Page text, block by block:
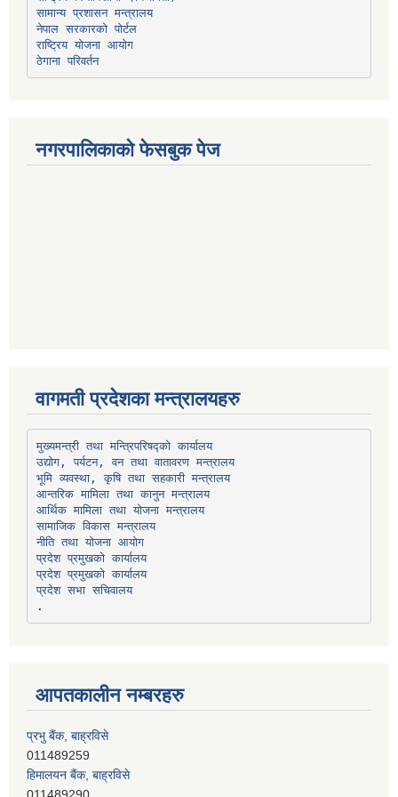
सामान्य प्रशासन मन्त्रालय
नेपाल सरकारको पोर्टल
राष्ट्रिय योजना आयोग
ठेगाना परिवर्तन
नगरपालिकाको फेसबुक पेज
वागमती प्रदेशका मन्त्रालयहरु
मुख्यमन्त्री तथा मन्त्रिपरिषद्को कार्यालय
उद्योग, पर्यटन, वन तथा वातावरण मन्त्रालय
भूमि व्यवस्था, कृषि तथा सहकारी मन्त्रालय
आन्तरिक मामिला तथा कानुन मन्त्रालय
आर्थिक मामिला तथा योजना मन्त्रालय
सामाजिक विकास मन्त्रालय
नीति तथा योजना आयोग
प्रदेश प्रमुखको कार्यालय
प्रदेश प्रमुखको कार्यालय
प्रदेश सभा सचिवालय
आपतकालीन नम्बरहरु
प्रभु बैंक, बाह्रविसे
011489259
हिमालयन बैंक, बाह्रविसे
011489290